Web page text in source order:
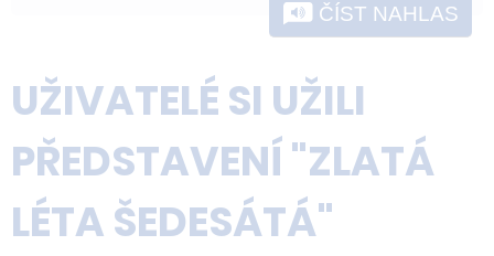
ČÍST NAHLAS
UŽIVATELÉ SI UŽILI
PŘEDSTAVENÍ "ZLATÁ
LÉTA ŠEDESÁTÁ"